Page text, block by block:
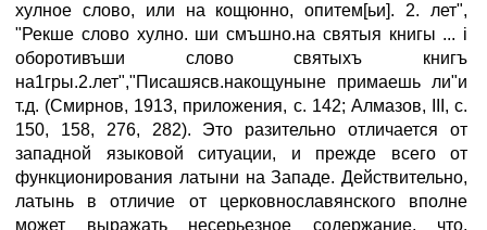
хулное слово, или на кощюнно, опитем[ьи]. 2. лет",
"Рекше слово хулно. ши смъшно.на святыя книгы ... i
оборотивъши слово святыхъ книгъ
на1гры.2.лет","Писашясв.накощуныне примаешь ли"и
т.д. (Смирнов, 1913, приложения, с. 142; Алмазов, III, с.
150, 158, 276, 282). Это разительно отличается от
западной языковой ситуации, и прежде всего от
функционирования латыни на Западе. Действительно,
латынь в отличие от церковнославянского вполне
может выражать несерьезное содержание, что,